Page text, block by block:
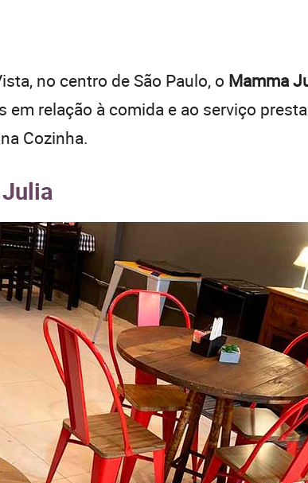
no centro de São Paulo, o Mamma
em relação à comida e ao serviço
Cozinha.